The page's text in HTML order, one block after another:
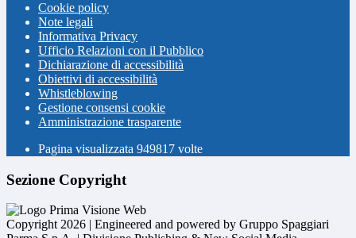
Cookie policy
Note legali
Informativa Privacy
Ufficio Relazioni con il Pubblico
Dichiarazione di accessibilità
Obiettivi di accessibilità
Whistleblowing
Gestione consensi cookie
Amministrazione trasparente
Pagina visualizzata 949817 volte
Sezione Copyright
Copyright 2026 | Engineered and powered by Gruppo Spaggiari